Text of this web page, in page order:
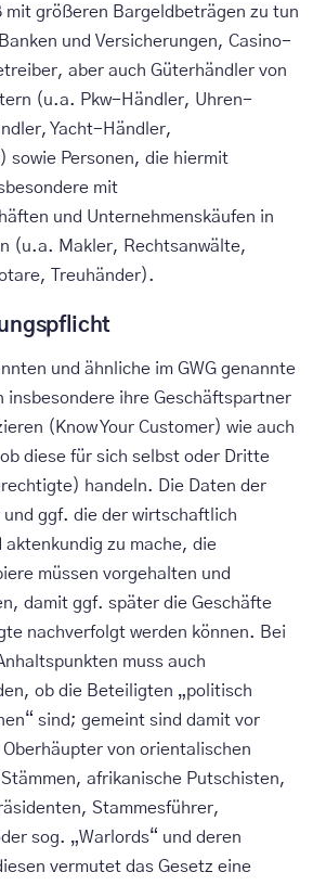
mit größeren Bargeldbeträgen zu tun
und Versicherungen, Casino-
aber auch Güterhändler von
(u.a. Pkw-Händler, Uhren-
Yacht-Händler,
sowie Personen, die hiermit
mit
und Unternehmenskäufen in
(u.a. Makler, Rechtsanwälte,
Treuhänder).
und ähnliche im GWG genannte
insbesondere ihre Geschäftspartner
(Know Your Customer) wie auch
diese für sich selbst oder Dritte
handeln. Die Daten der
ggf. die der wirtschaftlich
aktenkundig zu mache, die
müssen vorgehalten und
damit ggf. später die Geschäfte
nachverfolgt werden können. Bei
muss auch
ob die Beteiligten „politisch
sind; gemeint sind damit vor
von orientalischen
afrikanische Putschisten,
Stammesführer,
sog. „Warlords“ und deren
vermutet das Gesetz eine